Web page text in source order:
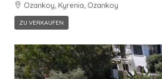
Ozankoy, Kyrenia, Ozankoy
ZU VERKAUFEN